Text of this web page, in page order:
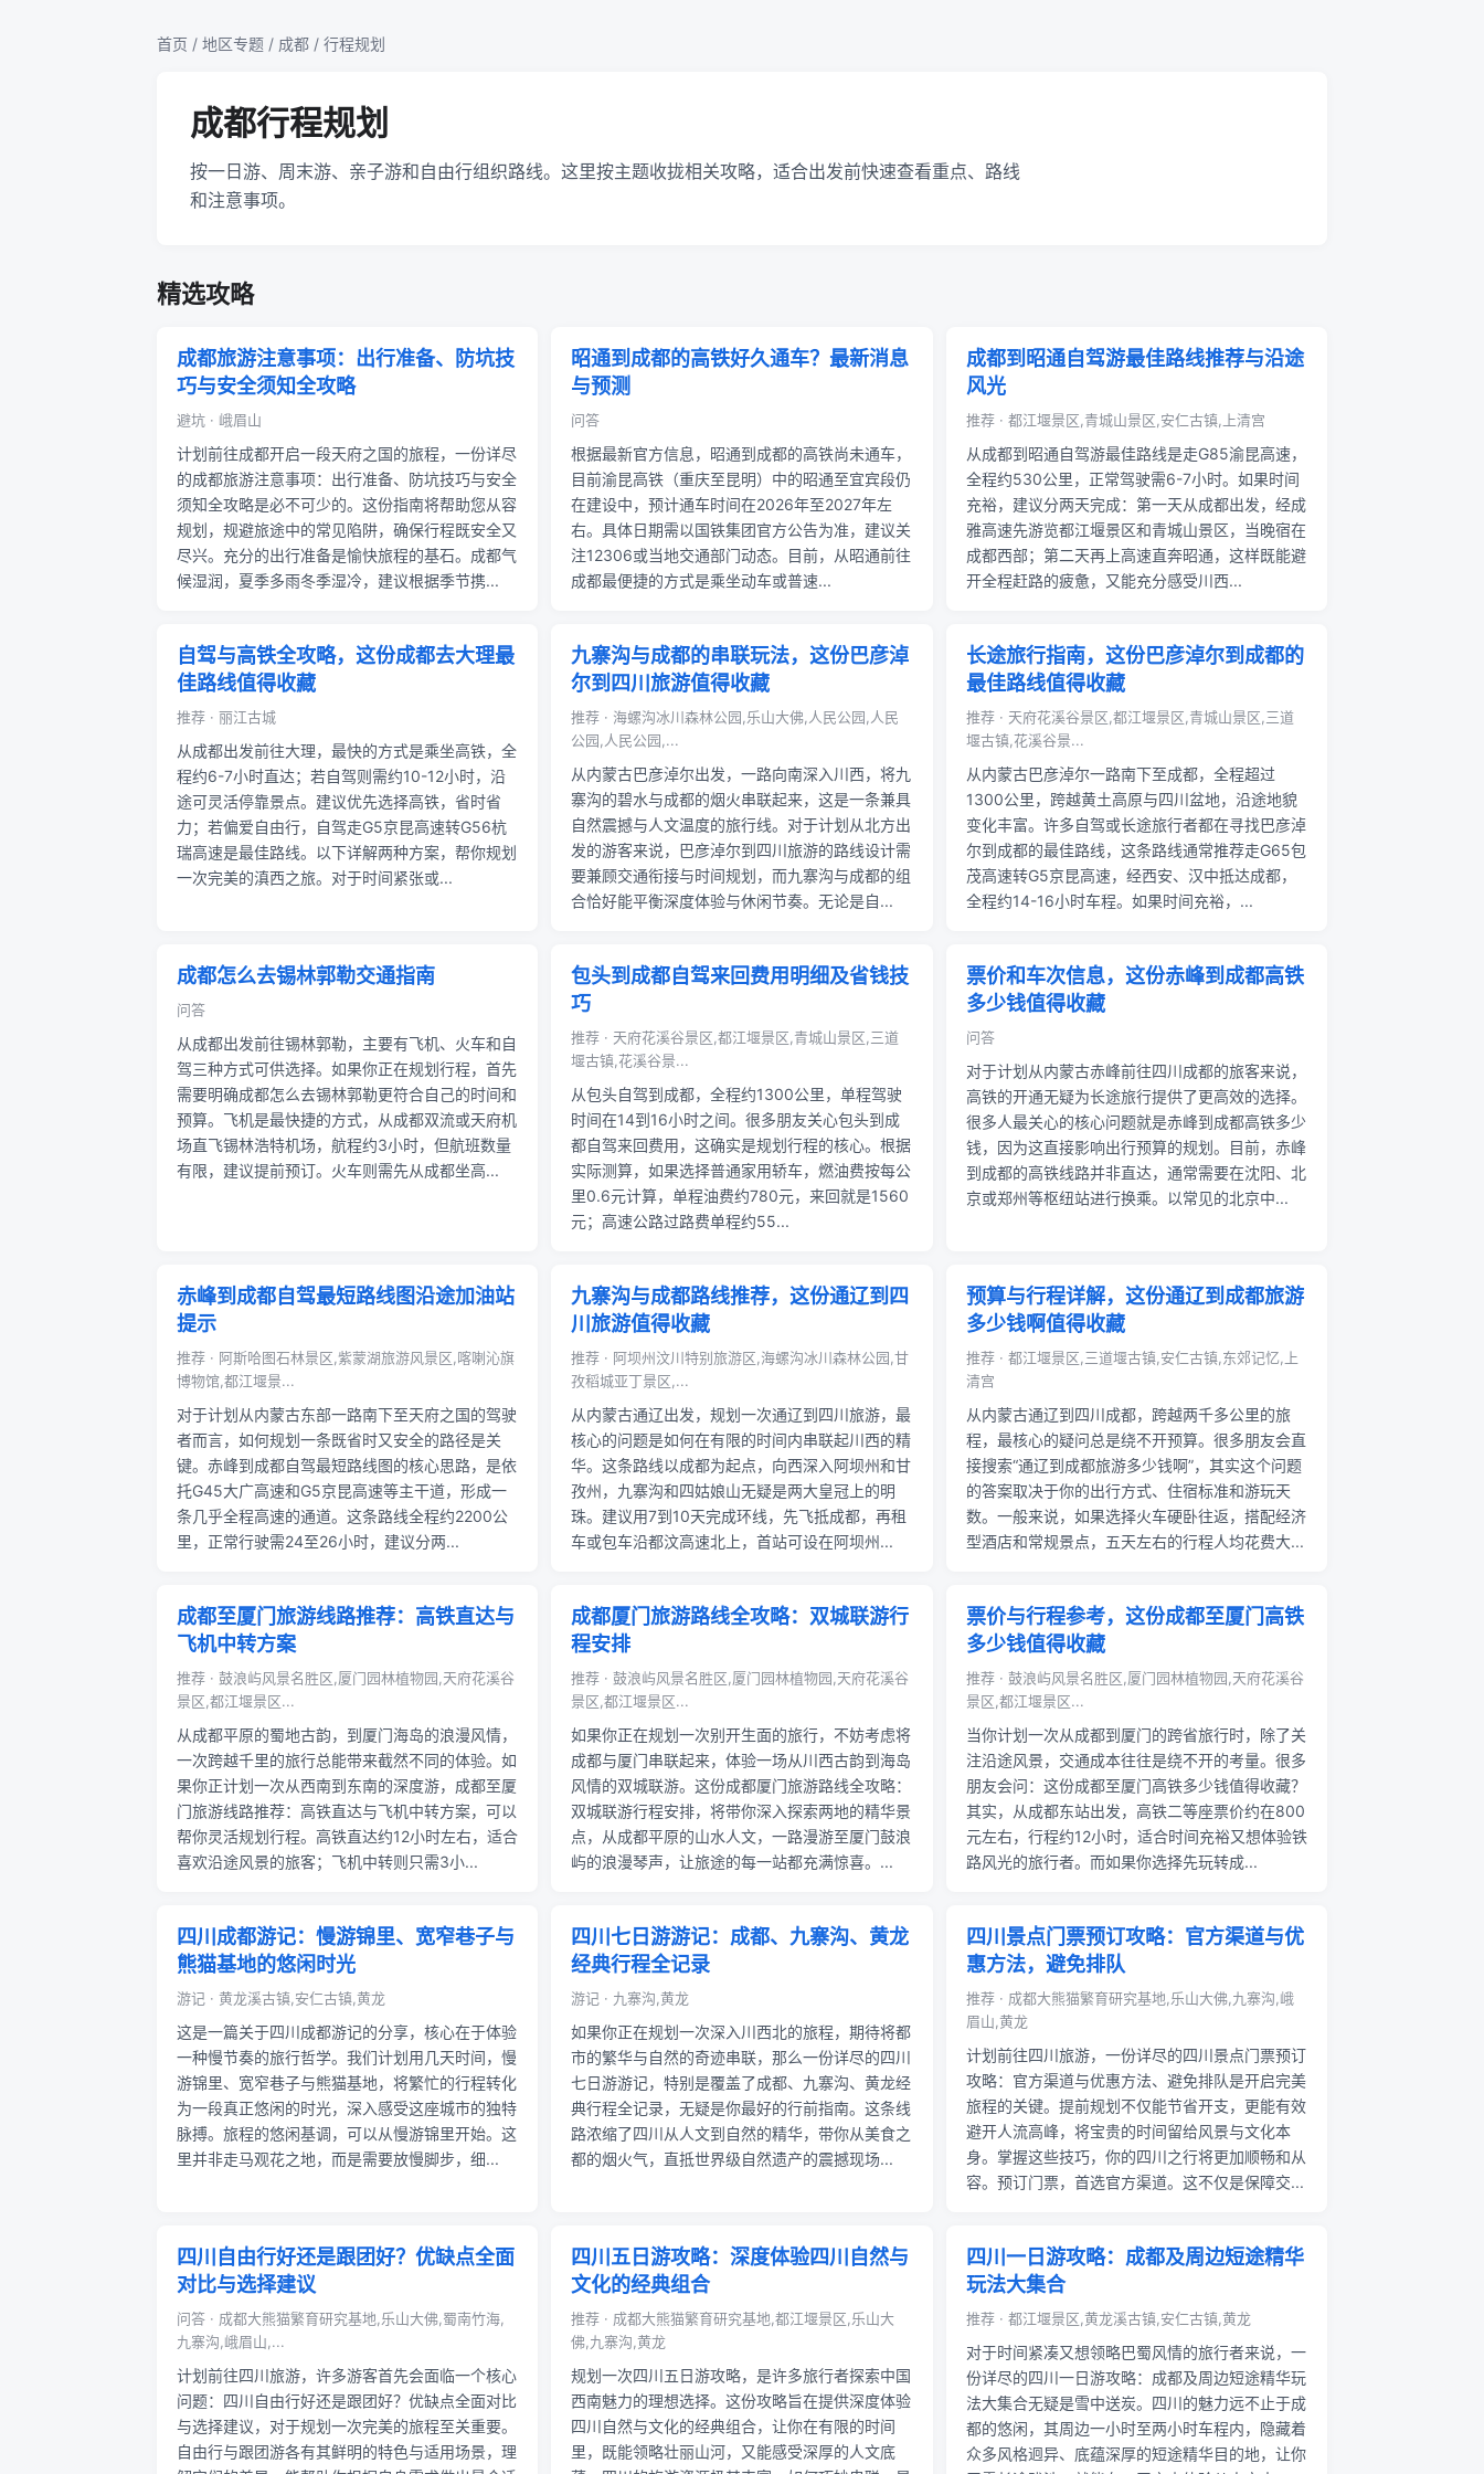
首页 / 地区专题 / 成都 / 行程规划
成都行程规划
按一日游、周末游、亲子游和自由行组织路线。这里按主题收拢相关攻略，适合出发前快速查看重点、路线
和注意事项。
精选攻略
成都旅游注意事项：出行准备、防坑技
巧与安全须知全攻略
避坑 · 峨眉山
计划前往成都开启一段天府之国的旅程，一份详尽
的成都旅游注意事项：出行准备、防坑技巧与安全
须知全攻略是必不可少的。这份指南将帮助您从容
规划，规避旅途中的常见陷阱，确保行程既安全又
尽兴。充分的出行准备是愉快旅程的基石。成都气
候湿润，夏季多雨冬季湿冷，建议根据季节携...
昭通到成都的高铁好久通车？最新消息
与预测
问答
根据最新官方信息，昭通到成都的高铁尚未通车，
目前渝昆高铁（重庆至昆明）中的昭通至宜宾段仍
在建设中，预计通车时间在2026年至2027年左
右。具体日期需以国铁集团官方公告为准，建议关
注12306或当地交通部门动态。目前，从昭通前往
成都最便捷的方式是乘坐动车或普速...
成都到昭通自驾游最佳路线推荐与沿途
风光
推荐 · 都江堰景区,青城山景区,安仁古镇,上清宫
从成都到昭通自驾游最佳路线是走G85渝昆高速，
全程约530公里，正常驾驶需6-7小时。如果时间
充裕，建议分两天完成：第一天从成都出发，经成
雅高速先游览都江堰景区和青城山景区，当晚宿在
成都西部；第二天再上高速直奔昭通，这样既能避
开全程赶路的疲惫，又能充分感受川西...
自驾与高铁全攻略，这份成都去大理最
佳路线值得收藏
推荐 · 丽江古城
从成都出发前往大理，最快的方式是乘坐高铁，全
程约6-7小时直达；若自驾则需约10-12小时，沿
途可灵活停靠景点。建议优先选择高铁，省时省
力；若偏爱自由行，自驾走G5京昆高速转G56杭
瑞高速是最佳路线。以下详解两种方案，帮你规划
一次完美的滇西之旅。对于时间紧张或...
九寨沟与成都的串联玩法，这份巴彦淖
尔到四川旅游值得收藏
推荐 · 海螺沟冰川森林公园,乐山大佛,人民公园,人民
公园,人民公园,...
从内蒙古巴彦淖尔出发，一路向南深入川西，将九
寨沟的碧水与成都的烟火串联起来，这是一条兼具
自然震撼与人文温度的旅行线。对于计划从北方出
发的游客来说，巴彦淖尔到四川旅游的路线设计需
要兼顾交通衔接与时间规划，而九寨沟与成都的组
合恰好能平衡深度体验与休闲节奏。无论是自...
长途旅行指南，这份巴彦淖尔到成都的
最佳路线值得收藏
推荐 · 天府花溪谷景区,都江堰景区,青城山景区,三道
堰古镇,花溪谷景...
从内蒙古巴彦淖尔一路南下至成都，全程超过
1300公里，跨越黄土高原与四川盆地，沿途地貌
变化丰富。许多自驾或长途旅行者都在寻找巴彦淖
尔到成都的最佳路线，这条路线通常推荐走G65包
茂高速转G5京昆高速，经西安、汉中抵达成都，
全程约14-16小时车程。如果时间充裕，...
成都怎么去锡林郭勒交通指南
问答
从成都出发前往锡林郭勒，主要有飞机、火车和自
驾三种方式可供选择。如果你正在规划行程，首先
需要明确成都怎么去锡林郭勒更符合自己的时间和
预算。飞机是最快捷的方式，从成都双流或天府机
场直飞锡林浩特机场，航程约3小时，但航班数量
有限，建议提前预订。火车则需先从成都坐高...
包头到成都自驾来回费用明细及省钱技
巧
推荐 · 天府花溪谷景区,都江堰景区,青城山景区,三道
堰古镇,花溪谷景...
从包头自驾到成都，全程约1300公里，单程驾驶
时间在14到16小时之间。很多朋友关心包头到成
都自驾来回费用，这确实是规划行程的核心。根据
实际测算，如果选择普通家用轿车，燃油费按每公
里0.6元计算，单程油费约780元，来回就是1560
元；高速公路过路费单程约55...
票价和车次信息，这份赤峰到成都高铁
多少钱值得收藏
问答
对于计划从内蒙古赤峰前往四川成都的旅客来说，
高铁的开通无疑为长途旅行提供了更高效的选择。
很多人最关心的核心问题就是赤峰到成都高铁多少
钱，因为这直接影响出行预算的规划。目前，赤峰
到成都的高铁线路并非直达，通常需要在沈阳、北
京或郑州等枢纽站进行换乘。以常见的北京中...
赤峰到成都自驾最短路线图沿途加油站
提示
推荐 · 阿斯哈图石林景区,紫蒙湖旅游风景区,喀喇沁旗
博物馆,都江堰景...
对于计划从内蒙古东部一路南下至天府之国的驾驶
者而言，如何规划一条既省时又安全的路径是关
键。赤峰到成都自驾最短路线图的核心思路，是依
托G45大广高速和G5京昆高速等主干道，形成一
条几乎全程高速的通道。这条路线全程约2200公
里，正常行驶需24至26小时，建议分两...
九寨沟与成都路线推荐，这份通辽到四
川旅游值得收藏
推荐 · 阿坝州汶川特别旅游区,海螺沟冰川森林公园,甘
孜稻城亚丁景区,...
从内蒙古通辽出发，规划一次通辽到四川旅游，最
核心的问题是如何在有限的时间内串联起川西的精
华。这条路线以成都为起点，向西深入阿坝州和甘
孜州，九寨沟和四姑娘山无疑是两大皇冠上的明
珠。建议用7到10天完成环线，先飞抵成都，再租
车或包车沿都汶高速北上，首站可设在阿坝州...
预算与行程详解，这份通辽到成都旅游
多少钱啊值得收藏
推荐 · 都江堰景区,三道堰古镇,安仁古镇,东郊记忆,上
清宫
从内蒙古通辽到四川成都，跨越两千多公里的旅
程，最核心的疑问总是绕不开预算。很多朋友会直
接搜索“通辽到成都旅游多少钱啊”，其实这个问题
的答案取决于你的出行方式、住宿标准和游玩天
数。一般来说，如果选择火车硬卧往返，搭配经济
型酒店和常规景点，五天左右的行程人均花费大...
成都至厦门旅游线路推荐：高铁直达与
飞机中转方案
推荐 · 鼓浪屿风景名胜区,厦门园林植物园,天府花溪谷
景区,都江堰景区...
从成都平原的蜀地古韵，到厦门海岛的浪漫风情，
一次跨越千里的旅行总能带来截然不同的体验。如
果你正计划一次从西南到东南的深度游，成都至厦
门旅游线路推荐：高铁直达与飞机中转方案，可以
帮你灵活规划行程。高铁直达约12小时左右，适合
喜欢沿途风景的旅客；飞机中转则只需3小...
成都厦门旅游路线全攻略：双城联游行
程安排
推荐 · 鼓浪屿风景名胜区,厦门园林植物园,天府花溪谷
景区,都江堰景区...
如果你正在规划一次别开生面的旅行，不妨考虑将
成都与厦门串联起来，体验一场从川西古韵到海岛
风情的双城联游。这份成都厦门旅游路线全攻略：
双城联游行程安排，将带你深入探索两地的精华景
点，从成都平原的山水人文，一路漫游至厦门鼓浪
屿的浪漫琴声，让旅途的每一站都充满惊喜。...
票价与行程参考，这份成都至厦门高铁
多少钱值得收藏
推荐 · 鼓浪屿风景名胜区,厦门园林植物园,天府花溪谷
景区,都江堰景区...
当你计划一次从成都到厦门的跨省旅行时，除了关
注沿途风景，交通成本往往是绕不开的考量。很多
朋友会问：这份成都至厦门高铁多少钱值得收藏？
其实，从成都东站出发，高铁二等座票价约在800
元左右，行程约12小时，适合时间充裕又想体验铁
路风光的旅行者。而如果你选择先玩转成...
四川成都游记：慢游锦里、宽窄巷子与
熊猫基地的悠闲时光
游记 · 黄龙溪古镇,安仁古镇,黄龙
这是一篇关于四川成都游记的分享，核心在于体验
一种慢节奏的旅行哲学。我们计划用几天时间，慢
游锦里、宽窄巷子与熊猫基地，将繁忙的行程转化
为一段真正悠闲的时光，深入感受这座城市的独特
脉搏。旅程的悠闲基调，可以从慢游锦里开始。这
里并非走马观花之地，而是需要放慢脚步，细...
四川七日游游记：成都、九寨沟、黄龙
经典行程全记录
游记 · 九寨沟,黄龙
如果你正在规划一次深入川西北的旅程，期待将都
市的繁华与自然的奇迹串联，那么一份详尽的四川
七日游游记，特别是覆盖了成都、九寨沟、黄龙经
典行程全记录，无疑是你最好的行前指南。这条线
路浓缩了四川从人文到自然的精华，带你从美食之
都的烟火气，直抵世界级自然遗产的震撼现场...
四川景点门票预订攻略：官方渠道与优
惠方法，避免排队
推荐 · 成都大熊猫繁育研究基地,乐山大佛,九寨沟,峨
眉山,黄龙
计划前往四川旅游，一份详尽的四川景点门票预订
攻略：官方渠道与优惠方法、避免排队是开启完美
旅程的关键。提前规划不仅能节省开支，更能有效
避开人流高峰，将宝贵的时间留给风景与文化本
身。掌握这些技巧，你的四川之行将更加顺畅和从
容。预订门票，首选官方渠道。这不仅是保障交...
四川自由行好还是跟团好？优缺点全面
对比与选择建议
问答 · 成都大熊猫繁育研究基地,乐山大佛,蜀南竹海,
九寨沟,峨眉山,...
计划前往四川旅游，许多游客首先会面临一个核心
问题：四川自由行好还是跟团好？优缺点全面对比
与选择建议，对于规划一次完美的旅程至关重要。
自由行与跟团游各有其鲜明的特色与适用场景，理
四川五日游攻略：深度体验四川自然与
文化的经典组合
推荐 · 成都大熊猫繁育研究基地,都江堰景区,乐山大
佛,九寨沟,黄龙
规划一次四川五日游攻略，是许多旅行者探索中国
西南魅力的理想选择。这份攻略旨在提供深度体验
四川自然与文化的经典组合，让你在有限的时间
里，既能领略壮丽山河，又能感受深厚的人文底
四川一日游攻略：成都及周边短途精华
玩法大集合
推荐 · 都江堰景区,黄龙溪古镇,安仁古镇,黄龙
对于时间紧凑又想领略巴蜀风情的旅行者来说，一
份详尽的四川一日游攻略：成都及周边短途精华玩
法大集合无疑是雪中送炭。四川的魅力远不止于成
都的悠闲，其周边一小时至两小时车程内，隐藏着
众多风格迥异、底蕴深厚的短途精华目的地，让你